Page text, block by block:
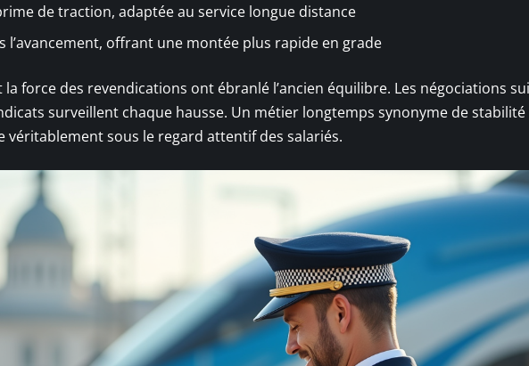
de traction, adaptée au service longue distance
l’avancement, offrant une montée plus rapide en grade
la force des revendications ont ébranlé l’ancien équilibre. Les négociations
surveillent chaque hausse. Un métier longtemps synonyme de
véritablement sous le regard attentif des salariés.